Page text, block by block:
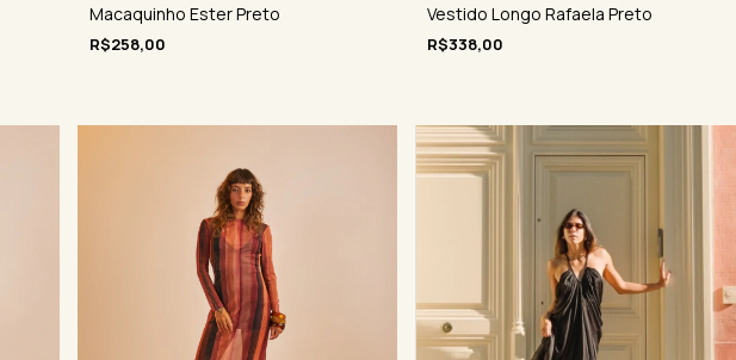
Macaquinho Ester Preto
R$258,00
Vestido Longo Rafaela Preto
R$338,00